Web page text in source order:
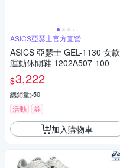
ASICS亞瑟士官方直營
ASICS 亞瑟士 GEL-1130 女款
運動休閒鞋 1202A507-100
$3,222
總銷量>50
活動 券
加入購物車